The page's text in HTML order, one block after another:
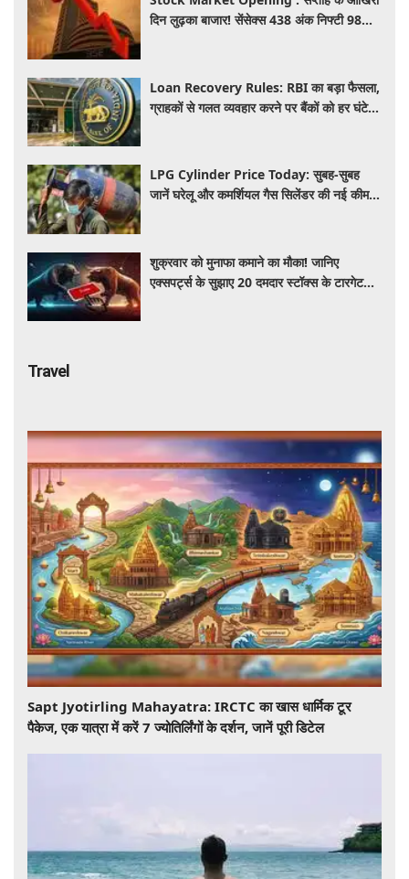
दिन लुढ़का बाजार! सेंसेक्स 438 अंक निफ्टी 98
Loan Recovery Rules: RBI का बड़ा फैसला,
ग्राहकों से गलत व्यवहार करने पर बैंकों को हर घंटे
LPG Cylinder Price Today: सुबह-सुबह
जानें घरेलू और कमर्शियल गैस सिलेंडर की नई कीमत,
शुक्रवार को मुनाफा कमाने का मौका! जानिए
एक्सपर्ट्स के सुझाए 20 दमदार स्टॉक्स के टारगेट
Travel
Sapt Jyotirling Mahayatra: IRCTC का खास धार्मिक टूर
पैकेज, एक यात्रा में करें 7 ज्योतिर्लिंगों के दर्शन, जानें पूरी डिटेल